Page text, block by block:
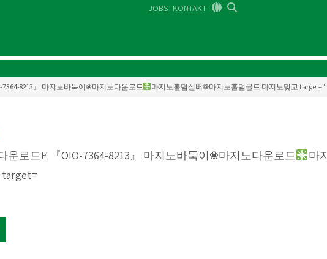
JOBS KONTAKT
8213』 마지노바둑이❀마지노다운로드 마지노홀덤실버❁마지노홀덤골드 마지노맞고 target="
운로드Е 『OIO-7364-8213』 마지노바둑이❀마지노다운로드
마